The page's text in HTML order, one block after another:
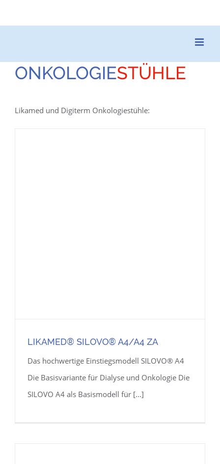
ONKOLOGIESTÜHLE
Likamed und Digiterm Onkologiestühle:
LIKAMED® SILOVO® A4/A4 ZA
Das hochwertige Einstiegsmodell SILOVO® A4
Die Basisvariante für Dialyse und Onkologie Die
SILOVO A4 als Basismodell für [...]